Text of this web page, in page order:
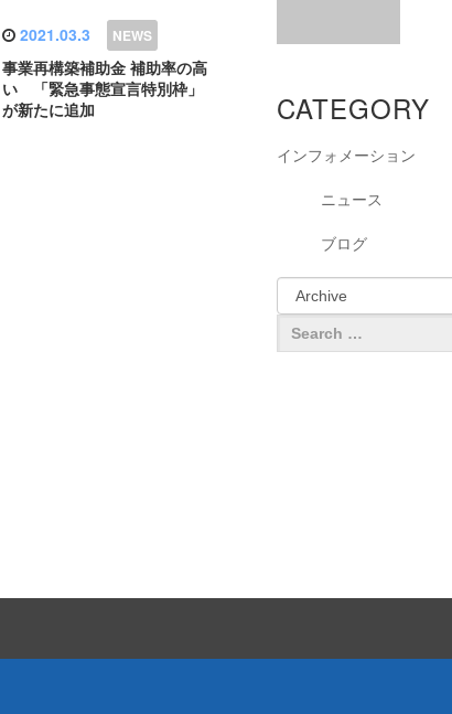
2021.03.3
事業再構築補助金 補助率の高
い 「緊急事態宣言特別枠」
が新たに追加
CATEGORY
インフォメーション
ニュース
ブログ